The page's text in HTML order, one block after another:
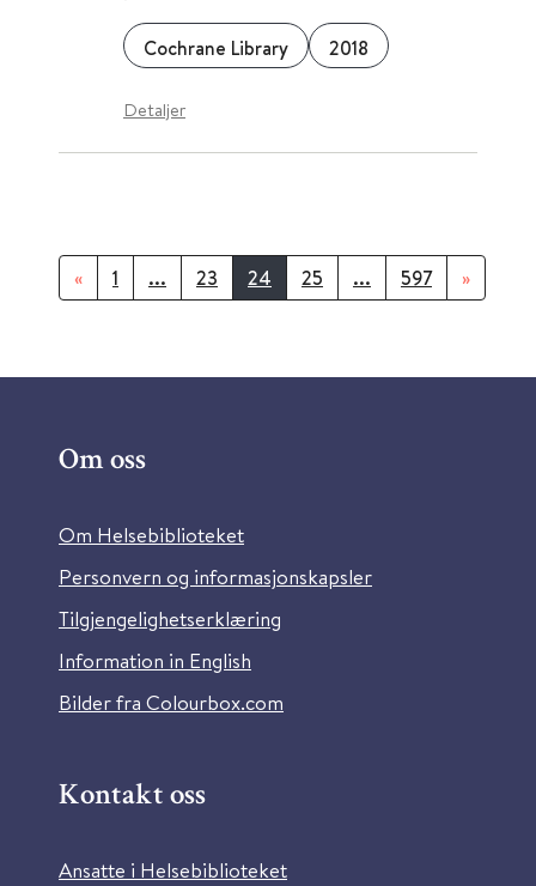
Cochrane Library 2018
Detaljer
« 1 ... 23 24 25 ... 597 »
Om oss
Om Helsebiblioteket
Personvern og informasjonskapsler
Tilgjengelighetserklæring
Information in English
Bilder fra Colourbox.com
Kontakt oss
Ansatte i Helsebiblioteket